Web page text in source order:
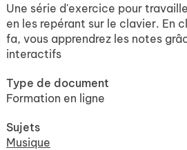
Une série d'exercice pour
en les repérant sur le clavier. En
fa, vous apprendrez les notes
interactifs
Type de document
Formation en ligne
Sujets
Musique